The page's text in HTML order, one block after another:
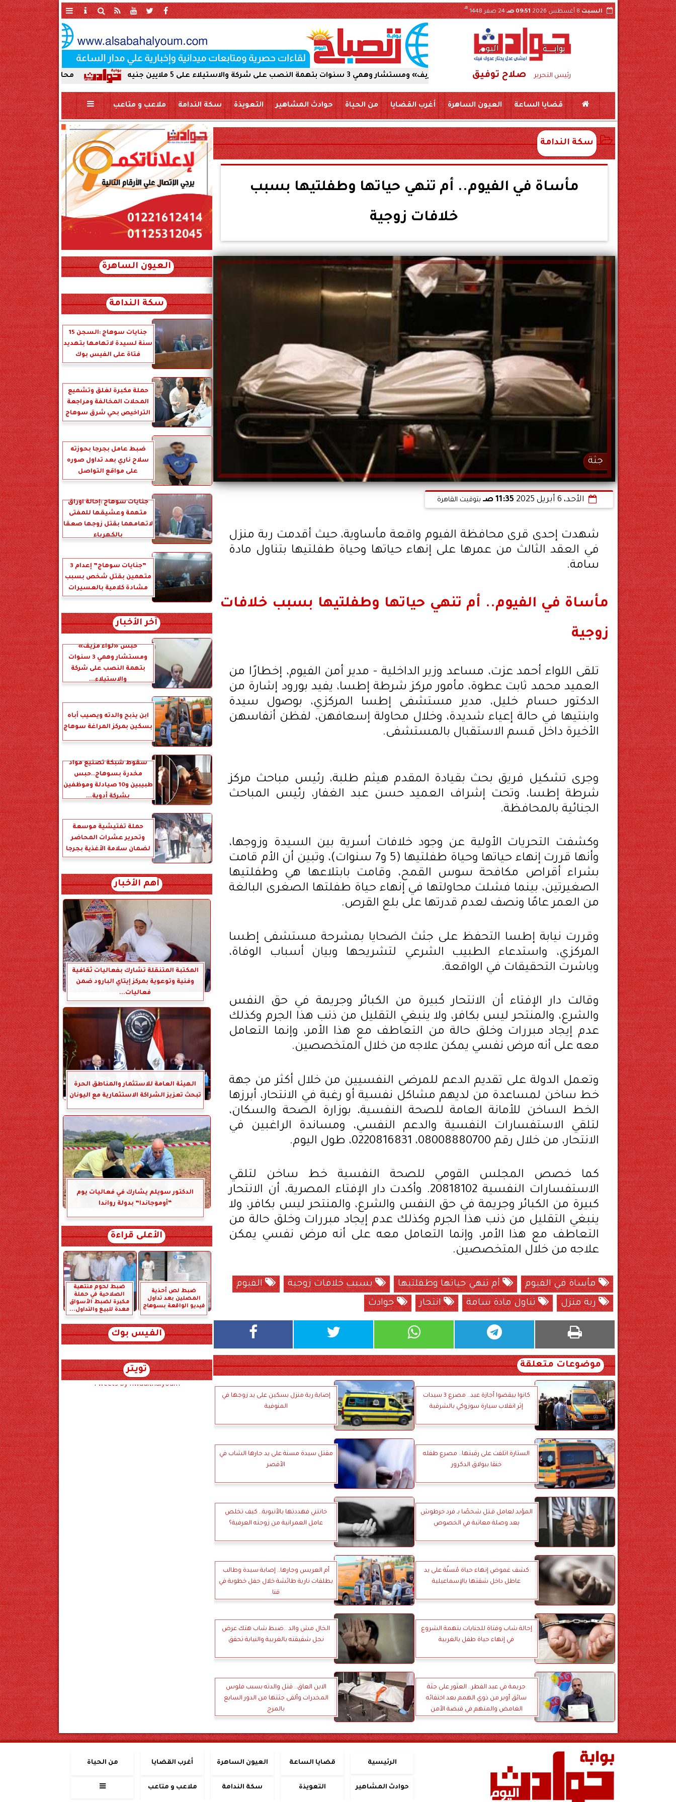
السبت8 أغسطس 2026 09:51 صـ 24 صفر 1448
هـ
رئيس التحرير صلاح توفيق محافظ سوهاج يحيل واقعة ردم نهر حبس «لواء مزيف» ومستشار وهمي 3 سنوات بتهمة النصب على شركة والاستيلاء على 5 ملايين جنيه بمركز المراغة سوهاج
قضايا الساعة العيون الساهرة أغرب القضايا من الحياة حوادث المشاهير التعويذة سكة الندامة ملاعب و متاعب
سكة الندامة
مأساة في الفيوم.. أم تنهي حياتها وطفلتيها بسبب
خلافات زوجية
جثة
الأحد، 6 أبريل 2025 11:35 صـ بتوقيت القاهرة
شهدت إحدى قرى محافظة الفيوم واقعة مأساوية، حيث أقدمت ربة منزل
في العقد الثالث من عمرها على إنهاء حياتها وحياة طفلتيها بتناول مادة
سامة.
مأساة في الفيوم.. أم تنهي حياتها وطفلتيها بسبب خلافات
زوجية
تلقى اللواء أحمد عزت، مساعد وزير الداخلية - مدير أمن الفيوم، إخطارًا من
العميد محمد ثابت عطوة، مأمور مركز شرطة إطسا، يفيد بورود إشارة من
الدكتور حسام خليل، مدير مستشفى إطسا المركزي، بوصول سيدة
وابنتيها في حالة إعياء شديدة، وخلال محاولة إسعافهن، لفظن أنفاسهن
الأخيرة داخل قسم الاستقبال بالمستشفى.
وجرى تشكيل فريق بحث بقيادة المقدم هيثم طلبة، رئيس مباحث مركز
شرطة إطسا، وتحت إشراف العميد حسن عبد الغفار، رئيس المباحث
الجنائية بالمحافظة.
وكشفت التحريات الأولية عن وجود خلافات أسرية بين السيدة وزوجها،
وأنها قررت إنهاء حياتها وحياة طفلتيها (5 و7 سنوات)، وتبين أن الأم قامت
بشراء أقراص مكافحة سوس القمح، وقامت بابتلاعها هي وطفلتيها
الصغيرتين، بينما فشلت محاولتها في إنهاء حياة طفلتها الصغرى البالغة
من العمر عامًا ونصف لعدم قدرتها على بلع القرص.
وقررت نيابة إطسا التحفظ على جثث الضحايا بمشرحة مستشفى إطسا
المركزي، واستدعاء الطبيب الشرعي لتشريحها وبيان أسباب الوفاة،
وباشرت التحقيقات في الواقعة.
وقالت دار الإفتاء أن الانتحار كبيرة من الكبائر وجريمة في حق النفس
والشرع، والمنتحر ليس بكافر، ولا ينبغي التقليل من ذنب هذا الجرم وكذلك
عدم إيجاد مبررات وخلق حالة من التعاطف مع هذا الأمر، وإنما التعامل
معه على أنه مرض نفسي يمكن علاجه من خلال المتخصصين.
وتعمل الدولة على تقديم الدعم للمرضى النفسيين من خلال أكثر من جهة
خط ساخن لمساعدة من لديهم مشاكل نفسية أو رغبة في الانتحار، أبرزها
الخط الساخن للأمانة العامة للصحة النفسية، بوزارة الصحة والسكان،
لتلقي الاستفسارات النفسية والدعم النفسي، ومساندة الراغبين في
الانتحار، من خلال رقم 08008880700، 0220816831، طول اليوم.
كما خصص المجلس القومي للصحة النفسية خط ساخن لتلقي
الاستفسارات النفسية 20818102. وأكدت دار الإفتاء المصرية، أن الانتحار
كبيرة من الكبائر وجريمة في حق النفس والشرع، والمنتحر ليس بكافر، ولا
ينبغي التقليل من ذنب هذا الجرم وكذلك عدم إيجاد مبررات وخلق حالة من
التعاطف مع هذا الأمر، وإنما التعامل معه على أنه مرض نفسي يمكن
علاجه من خلال المتخصصين.
مأساة في الفيوم أم تنهي حياتها وطفلتيها بسبب خلافات زوجية
الفيوم
ربة منزل
تناول مادة سامة انتحار حوادث
موضوعات متعلقة
كانوا بيقضوا أجازة عيد.. مصرع 3 سيدات
إثر انقلاب سيارة سوزوكي بالشرقية
إصابة ربة منزل بسكين على يد زوجها في
المنوفية
الستارة اتلفت على رقبتها.. مصرع طفله
خنقا ببولاق الدكرور
مقتل سيدة مسنة على يد جارها الشاب في
الأقصر
المؤبد لعامل قـتل شخصًا بـ فرد خرطوش
بعد وصلة معاتبة في الخصوص
خانتني فهددتها بالأنبوبة.. كيف تخلص
عامل العمرانية من زوجته العرفية؟
كشف غموض إنهاء حياة مُسنّة على يد
عاطل داخل شقتها بالإسماعيلية
أم العريس وجارها.. إصابة سيدة وطالب
بطلقات نارية طائشة خلال حفل خطوبة في
قنا
إحالة شاب وفتاة للجنايات بتهمة الشروع
في إنهاء حياة طفل بالغربية
الخال مش والد ..ضبط شاب هتك عرض
نجل شقيقته بالغربية والنيابة تحقق
جريمة في عيد الفطر.. العثور على جثة
سائق أوبر من ذوي الهمم بعد اختفائه
الغامض والمتهم في قبضة الأمن
الابن العاق.. قتل والدته بسبب فلوس
المخدرات وألقى جثتها من الدور السابع
بالمرج
العيون الساهرة
xml_json/rss/~12.xml x0n not found
سكة الندامة
جنايات سوهاج :السجن 15
سنة لسيدة لاتهامها بتهديد
فتاة على الفيس بوك
حملة مكبرة لغلق وتشميع
المحلات المخالفة ومراجعة
التراخيص بحي شرق سوهاج
ضبط عامل بجرجا بحوزته
سلاح ناري بعد تداول صوره
على مواقع التواصل
جنايات سوهاج :إحالة أوراق
متهمة وعشيقها للمفتى
لاتهامهما بقتل زوجها صعقا
بالكهرباء
”جنايات سوهاج” إعدام 3
متهمين بقتل شخص بسبب
مشادة كلامية بالعسيرات
آخر الأخبار
حبس «لواء مزيف»
ومستشار وهمي 3 سنوات
بتهمة النصب على شركة
والاستيلاء...
ابن يذبح والدته ويصيب أباه
بسكين بمركز المراغة سوهاج
سقوط شبكة تصنيع مواد
مخدرة بسوهاج..حبس
طبيبين و10 صيادلة وموظفين
بشركة أدوية...
حملة تفتيشية موسعة
وتحرير عشرات المحاضر
لضمان سلامة الأغذية بجرجا
أهم الأخبار
المكتبة المتنقلة تشارك بفعاليات ثقافية
وفنية وتوعوية بمركز إيتاي البارود ضمن
فعاليات...
الهيئة العامة للاستثمار والمناطق الحرة
تبحث تعزيز الشراكة الاستثمارية مع اليونان
الدكتور سويلم يشارك في فعاليات يوم
“أوموجاندا” بدولة رواندا
الأعلى قراءة
ضبط لص أحذية
المصلين بعد تداول
فيديو الواقعة بسوهاج
ضبط لحوم منتهية
الصلاحية في حملة
مكبرة لضبط الأسواق
معدة للبيع والتداول...
الفيس بوك
تويتر
Tweets by hwadithalyoum
الرئيسية قضايا الساعة العيون الساهرة أغرب القضايا من الحياة
حوادث المشاهير التعويذة سكة الندامة ملاعب و متاعب 